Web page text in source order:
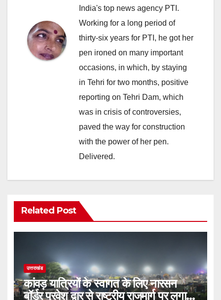
India's top news agency PTI.
Working for a long period of
thirty-six years for PTI, he got her
pen ironed on many important
occasions, in which, by staying
in Tehri for two months, positive
reporting on Tehri Dam, which
was in crisis of controversies,
paved the way for construction
with the power of her pen.
Delivered.
Related Post
उत्तराखंड
कांवड़ यात्रियों के स्वागत के लिए नारसन
बॉर्डर प्रवेश द्वार से राष्ट्रीय राजमार्ग पर लगाई